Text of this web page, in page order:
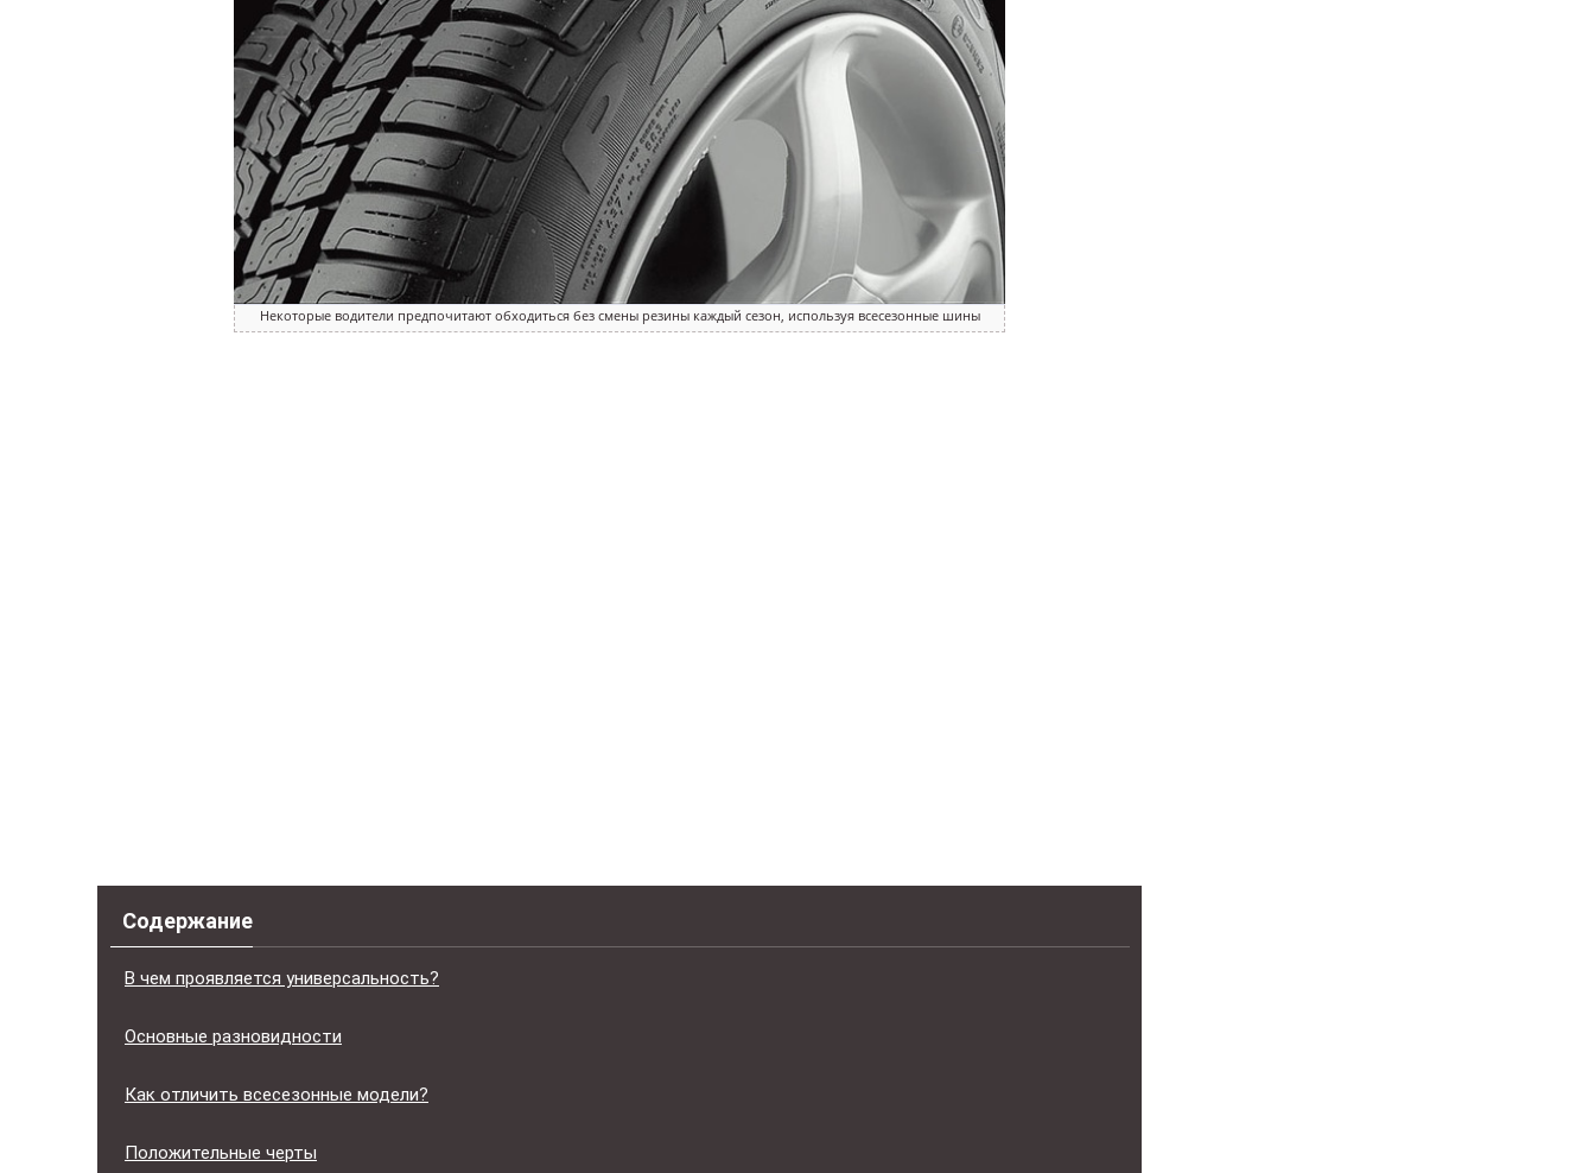
Некоторые водители предпочитают обходиться без смены резины каждый сезон, используя всесезонные шины
Содержание
В чем проявляется универсальность?
Основные разновидности
Как отличить всесезонные модели?
Положительные черты